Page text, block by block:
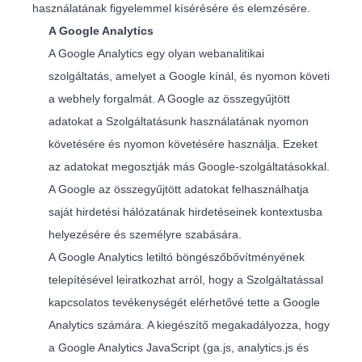
használatának figyelemmel kísérésére és elemzésére.
A Google Analytics
A Google Analytics egy olyan webanalitikai
szolgáltatás, amelyet a Google kínál, és nyomon követi
a webhely forgalmát. A Google az összegyűjtött
adatokat a Szolgáltatásunk használatának nyomon
követésére és nyomon követésére használja. Ezeket
az adatokat megosztják más Google-szolgáltatásokkal.
A Google az összegyűjtött adatokat felhasználhatja
saját hirdetési hálózatának hirdetéseinek kontextusba
helyezésére és személyre szabására.
A Google Analytics letiltó böngészőbővítményének
telepítésével leiratkozhat arról, hogy a Szolgáltatással
kapcsolatos tevékenységét elérhetővé tette a Google
Analytics számára. A kiegészítő megakadályozza, hogy
a Google Analytics JavaScript (ga.js, analytics.js és